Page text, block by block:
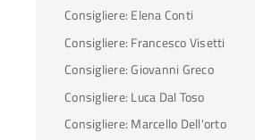
Consigliere: Elena Conti
Consigliere: Francesco Visetti
Consigliere:Giovanni Greco
Consigliere: Luca Dal Toso
Consigliere: Marcello Dell'orto